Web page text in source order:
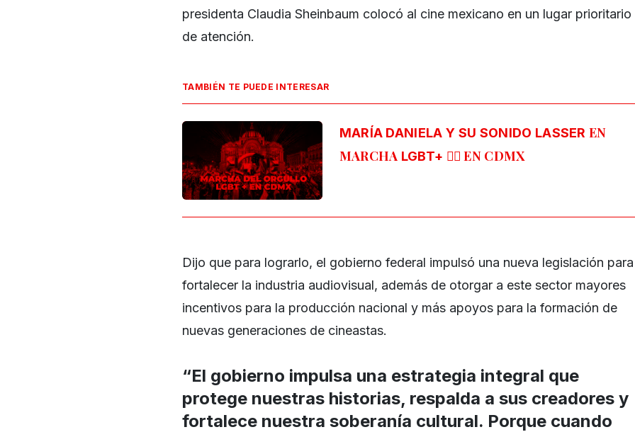
presidenta Claudia Sheinbaum colocó al cine mexicano en un lugar prioritario
de atención.
TAMBIÉN TE PUEDE INTERESAR
MARÍA DANIELA Y SU SONIDO LASSER EN
MARCHA LGBT+ 🏳️‍🌈 EN CDMX
Dijo que para lograrlo, el gobierno federal impulsó una nueva legislación para
fortalecer la industria audiovisual, además de otorgar a este sector mayores
incentivos para la producción nacional y más apoyos para la formación de
nuevas generaciones de cineastas.
“El gobierno impulsa una estrategia integral que
protege nuestras historias, respalda a sus creadores y
fortalece nuestra soberanía cultural. Porque cuando